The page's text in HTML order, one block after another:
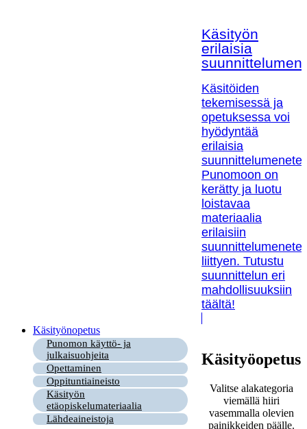
Käsityön
erilaisia
Käsitöiden
tekemisessä ja
opetuksessa voi
hyödyntää
erilaisia
Punomoon on
kerätty ja luotu
loistavaa
materiaalia
erilaisiin
liittyen. Tutustu
suunnittelun eri
mahdollisuuksiin
täältä!
Käsityönopetus
Punomon käyttö- ja
julkaisuohjeita
Opettaminen
Oppituntiaineisto
Käsityön
etäopiskelumateriaalia
Lähdeaineistoja
Käsityöopetus
Valitse alakategoria
viemällä hiiri
vasemmalla olevien
painikkeiden päälle.